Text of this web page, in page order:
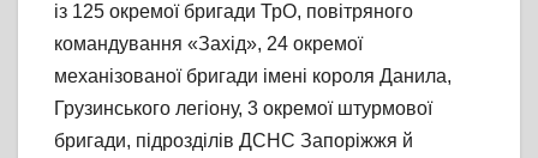
із 125 окремої бригади ТрО, повітряного
командування «Захід», 24 окремої
механізованої бригади імені короля Данила,
Грузинського легіону, 3 окремої штурмової
бригади, підрозділів ДСНС Запоріжжя й